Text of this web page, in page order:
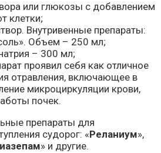
или глюкозы с добавлением
клетки;
Внутривенные препараты:
Объем – 250 мл;
– 300 мл;
проявил себя как отличное
отравления, включающее в
микроциркуляции крови,
почек.
препараты для
судорог: «Реланиум»,
» и другие.